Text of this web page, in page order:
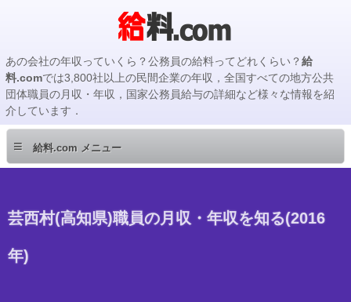
あの会社の年収っていくら？公務員の給料ってどれくらい？給
料.comでは3,800社以上の民間企業の年収，全国すべての地方公共
団体職員の月収・年収，国家公務員給与の詳細など様々な情報を紹
介しています．
≡ 給料.com メニュー
芸西村(高知県)職員の月収・年収を知る(2016
年)